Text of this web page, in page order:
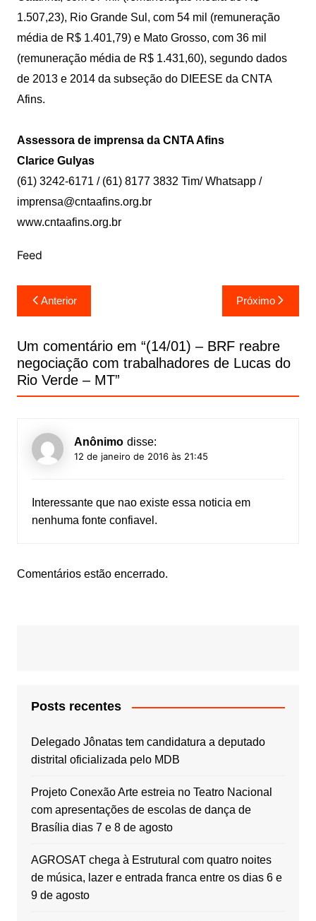
1.507,23), Rio Grande Sul, com 54 mil (remuneração
média de R$ 1.401,79) e Mato Grosso, com 36 mil
(remuneração média de R$ 1.431,60), segundo dados
de 2013 e 2014 da subseção do DIEESE da CNTA
Afins.
Assessora de imprensa da CNTA Afins
Clarice Gulyas
(61) 3242-6171 / (61) 8177 3832 Tim/ Whatsapp /
imprensa@cntaafins.org.br
www.cntaafins.org.br
Feed
Navegação
de
Post
Anterior Próximo
Um comentário em “(14/01) – BRF reabre
negociação com trabalhadores de Lucas do
Rio Verde – MT”
Anônimo disse:
12 de janeiro de 2016 às 21:45
Interessante que nao existe essa noticia em
nenhuma fonte confiavel.
Comentários estão encerrado.
Posts recentes
Delegado Jônatas tem candidatura a deputado
distrital oficializada pelo MDB
Projeto Conexão Arte estreia no Teatro Nacional
com apresentações de escolas de dança de
Brasília dias 7 e 8 de agosto
AGROSAT chega à Estrutural com quatro noites
de música, lazer e entrada franca entre os dias 6 e
9 de agosto